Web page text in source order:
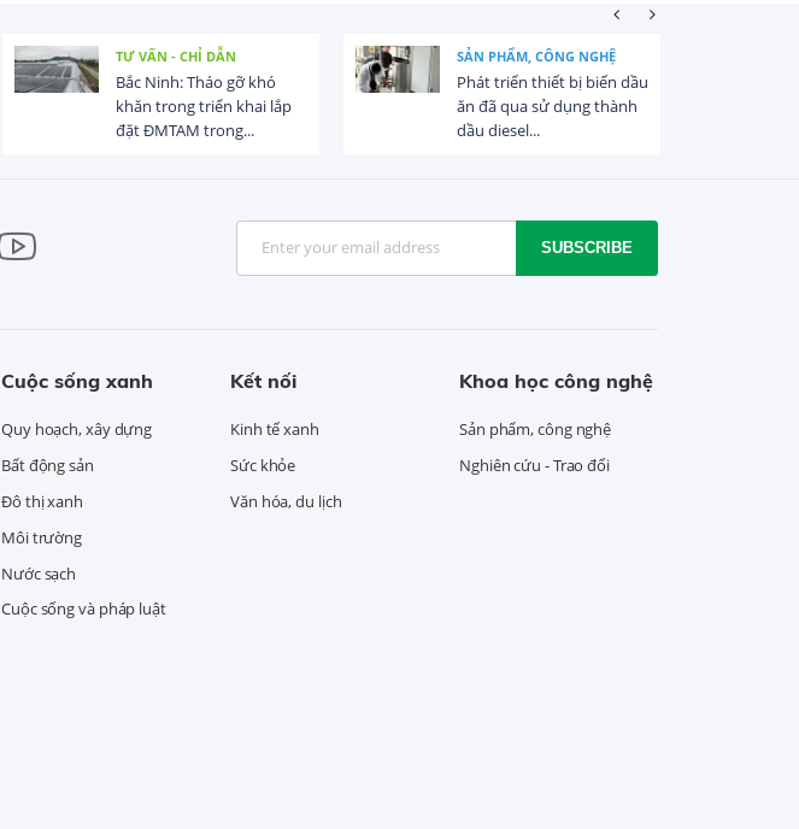
TƯ VẤN - CHỈ DẪN
Bắc Ninh: Tháo gỡ khó
khăn trong triển khai lắp
đặt ĐMTAM trong...
SẢN PHẨM, CÔNG NGHỆ
Phát triển thiết bị biến dầu
ăn đã qua sử dụng thành
dầu diesel...
SUBSCRIBE
Cuộc sống xanh
Quy hoạch, xây dựng
Bất động sản
Đô thị xanh
Môi trường
Nước sạch
Cuộc sống và pháp luật
Kết nối
Kinh tế xanh
Sức khỏe
Văn hóa, du lịch
Khoa học công nghệ
Sản phẩm, công nghệ
Nghiên cứu - Trao đổi